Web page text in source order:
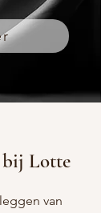
bij Lotte
van